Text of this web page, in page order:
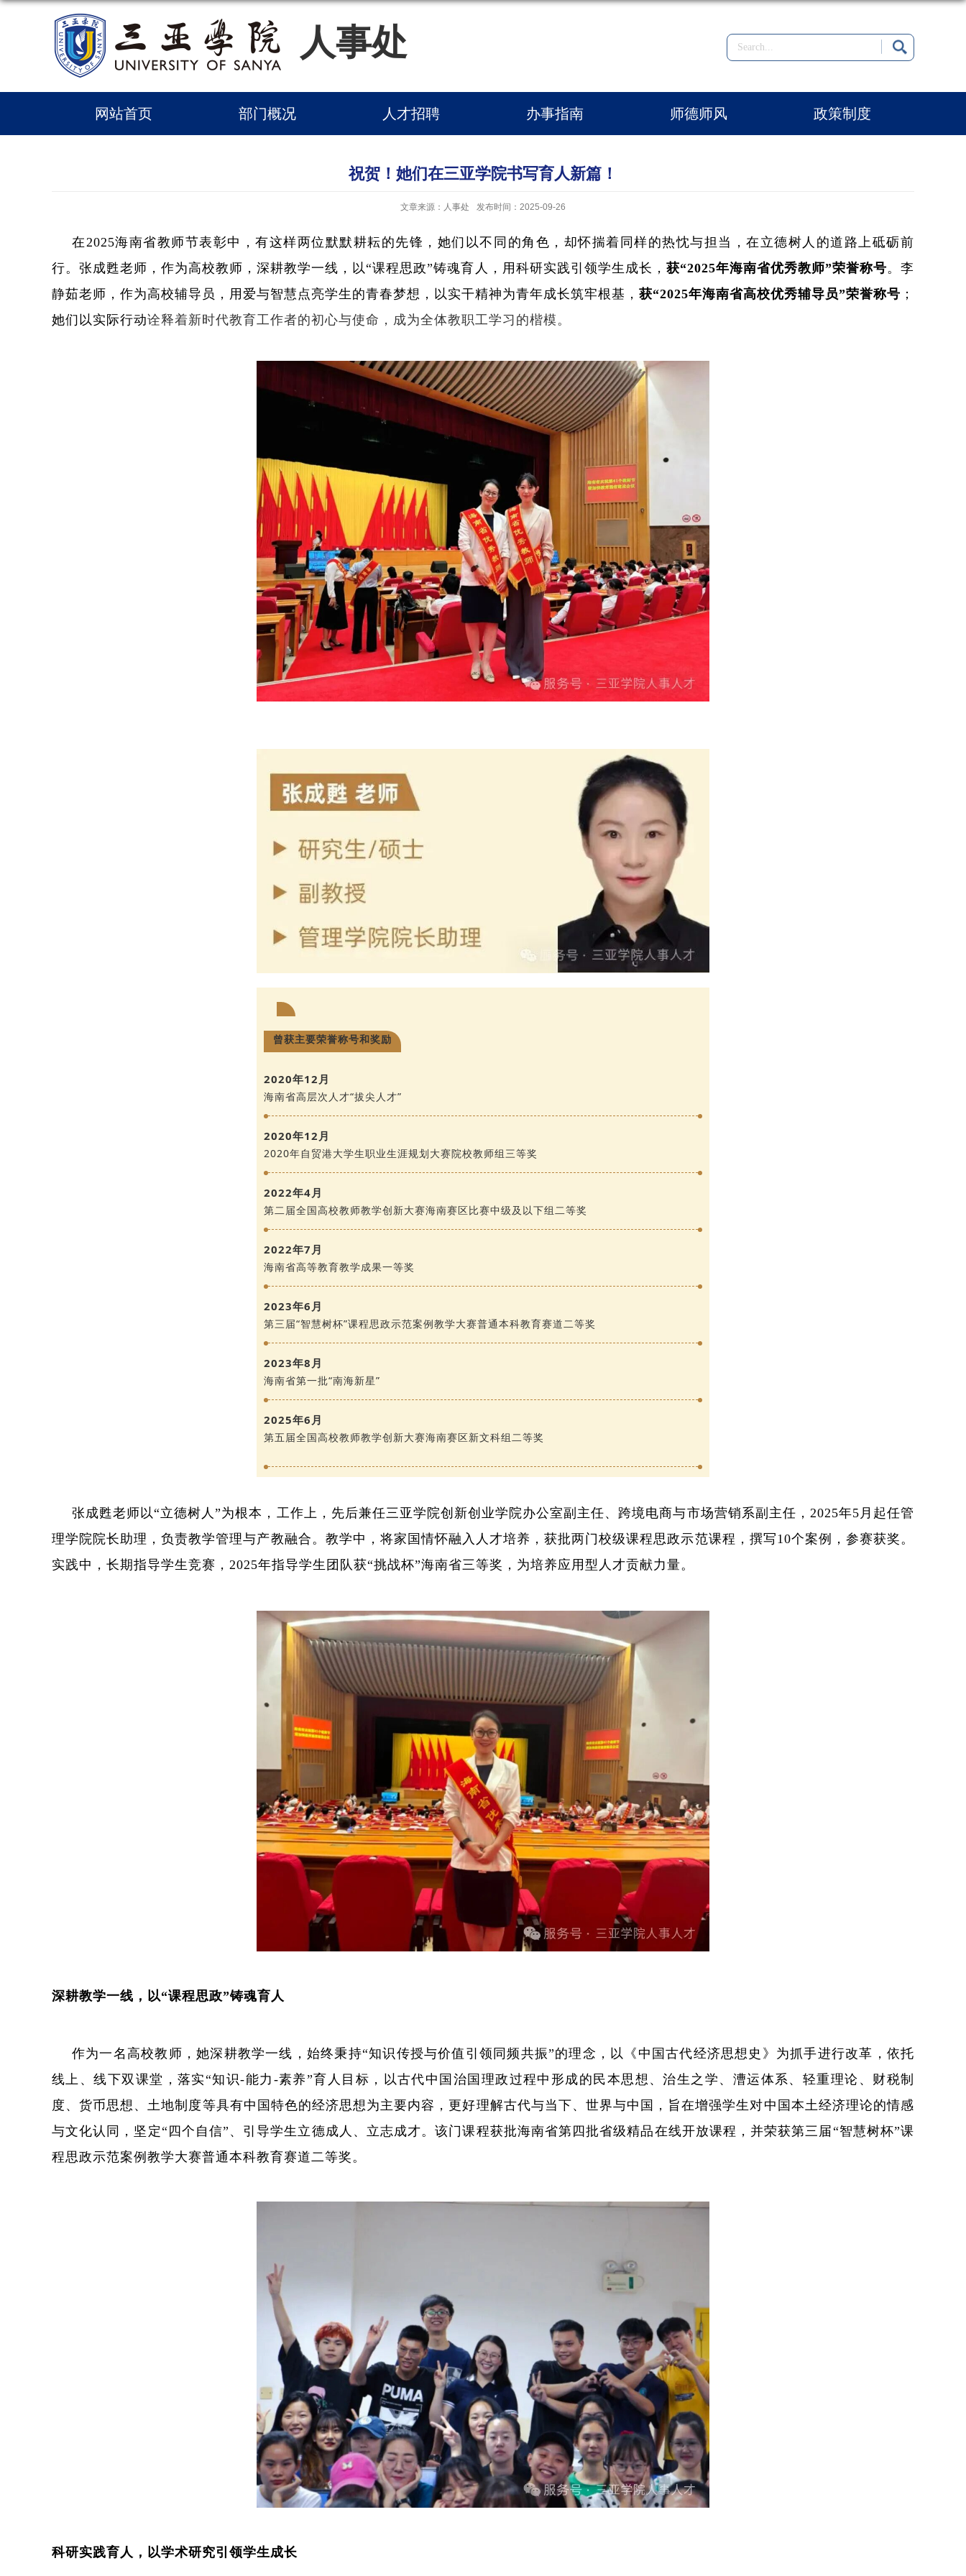
人事处
网站首页 部门概况 人才招聘 办事指南 师德师风 政策制度
祝贺！她们在三亚学院书写育人新篇！
文章来源：人事处 发布时间：2025-09-26
在2025海南省教师节表彰中，有这样两位默默耕耘的先锋，她们以不同的角色，却怀揣着同样的热忱与担当，在立德树人的道路上砥砺前
行。张成甦老师，作为高校教师，深耕教学一线，以“课程思政”铸魂育人，用科研实践引领学生成长， 获“2025年海南省优秀教师”荣誉称号。李
静茹老师，作为高校辅导员，用爱与智慧点亮学生的青春梦想，以实干精神为青年成长筑牢根基， 获“2025年海南省高校优秀辅导员”荣誉称号 ；
她们以实际行动诠释着新时代教育工作者的初心与使命，成为全体教职工学习的楷模。
曾获主要荣誉称号和奖励
2020年12月
海南省高层次人才“拔尖人才”
2020年12月
2020年自贸港大学生职业生涯规划大赛院校教师组三等奖
2022年4月
第二届全国高校教师教学创新大赛海南赛区比赛中级及以下组二等奖
2022年7月
海南省高等教育教学成果一等奖
2023年6月
第三届“智慧树杯”课程思政示范案例教学大赛普通本科教育赛道二等奖
2023年8月
海南省第一批“南海新星”
2025年6月
第五届全国高校教师教学创新大赛海南赛区新文科组二等奖
张成甦老师以“立德树人”为根本，工作上，先后兼任三亚学院创新创业学院办公室副主任、跨境电商与市场营销系副主任，2025年5月起任管
理学院院长助理，负责教学管理与产教融合。教学中，将家国情怀融入人才培养，获批两门校级课程思政示范课程，撰写10个案例，参赛获奖。
实践中，长期指导学生竞赛，2025年指导学生团队获“挑战杯”海南省三等奖，为培养应用型人才贡献力量。
深耕教学一线，以“课程思政”铸魂育人
作为一名高校教师，她深耕教学一线，始终秉持“知识传授与价值引领同频共振”的理念，以《中国古代经济思想史》为抓手进行改革，依托
线上、线下双课堂，落实“知识-能力-素养”育人目标，以古代中国治国理政过程中形成的民本思想、治生之学、漕运体系、轻重理论、财税制
度、货币思想、土地制度等具有中国特色的经济思想为主要内容，更好理解古代与当下、世界与中国，旨在增强学生对中国本土经济理论的情感
与文化认同，坚定“四个自信”、引导学生立德成人、立志成才。该门课程获批海南省第四批省级精品在线开放课程，并荣获第三届“智慧树杯”课
程思政示范案例教学大赛普通本科教育赛道二等奖。
科研实践育人，以学术研究引领学生成长